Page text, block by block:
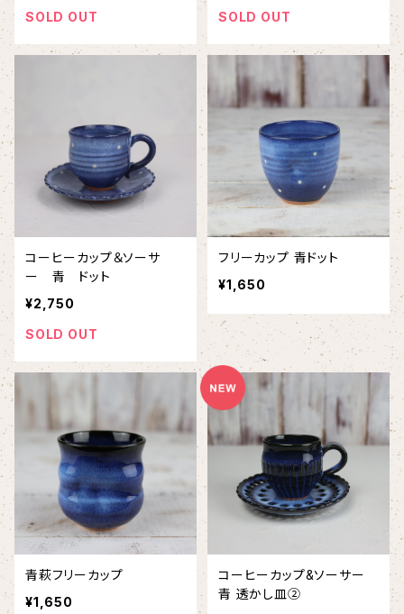
SOLD OUT
SOLD OUT
コーヒーカップ＆ソーサ
ー 青 ドット
¥2,750
SOLD OUT
フリーカップ 青ドット
¥1,650
青萩フリーカップ
¥1,650
コーヒーカップ&ソーサー
青 透かし皿②